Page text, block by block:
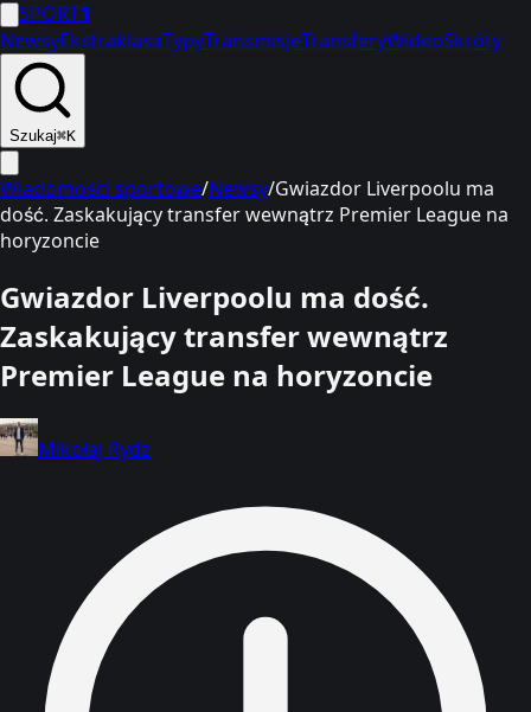
SPORT1
NewsyEkstraklasaTypyTransmisjeTransferyWideoSkróty
Szukaj⌘K
Wiadomości sportowe/Newsy/Gwiazdor Liverpoolu ma
dość. Zaskakujący transfer wewnątrz Premier League na
horyzoncie
Gwiazdor Liverpoolu ma dość.
Zaskakujący transfer wewnątrz
Premier League na horyzoncie
Mikołaj Rydz